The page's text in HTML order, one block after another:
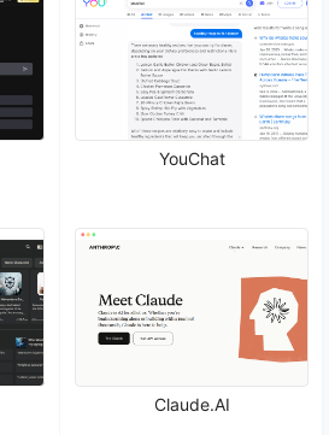
YouChat
Claude.AI